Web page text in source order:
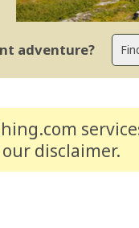
adventure?
disclaimer.